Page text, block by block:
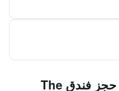
الأسئلة الشائعة عند حجز فندق The